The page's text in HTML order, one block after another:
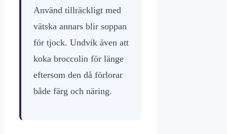
Använd tillräckligt med
vätska annars blir soppan
för tjock. Undvik även att
koka broccolin för länge
eftersom den då förlorar
både färg och näring.